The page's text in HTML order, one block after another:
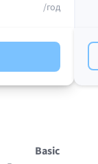
/год
Basic